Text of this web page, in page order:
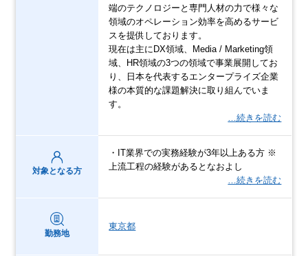
端のテクノロジーと専門人材の力で様々な
領域のオペレーション効率を高めるサービ
スを提供しております。
現在は主にDX領域、Media / Marketing領
域、HR領域の3つの領域で事業展開してお
り、日本を代表するエンタープライズ企業
様の本質的な課題解決に取り組んでいま
す。
…続きを読む
対象となる方
・IT業界での実務経験が3年以上ある方 ※
上流工程の経験があるとなおよし
…続きを読む
勤務地
東京都